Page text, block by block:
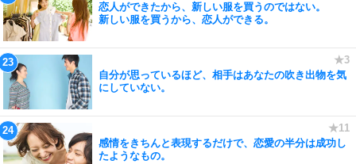
恋人ができたから、新しい服を買うのではない。
新しい服を買うから、恋人ができる。
自分が思っているほど、相手はあなたの吹き出物を気
にしていない。
感情をきちんと表現するだけで、恋愛の半分は成功し
たようなもの。